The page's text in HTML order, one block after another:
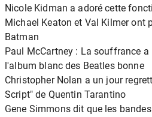
Nicole Kidman a adoré cette
Michael Keaton et Val Kilmer ont
Batman
Paul McCartney : La souffrance
l'album blanc des Beatles bonne
Christopher Nolan a un jour
Script" de Quentin Tarantino
Gene Simmons dit que les